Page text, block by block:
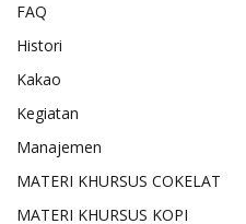
FAQ
Histori
Kakao
Kegiatan
Manajemen
MATERI KHURSUS COKELAT
MATERI KHURSUS KOPI